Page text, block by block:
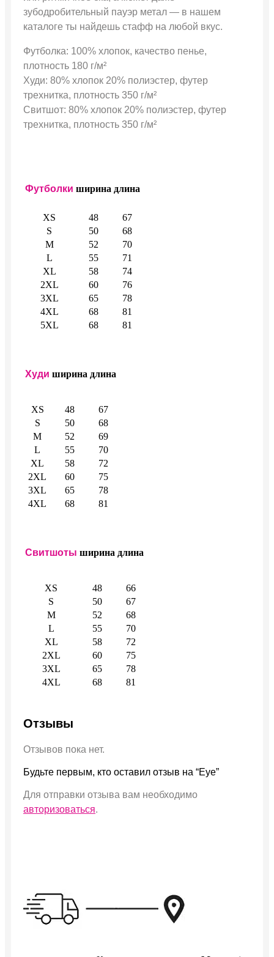
зубодробительный пауэр метал — в нашем
каталоге ты найдешь стафф на любой вкус.
Футболка: 100% хлопок, качество пенье,
плотность 180 г/м²
Худи: 80% хлопок 20% полиэстер, футер
трехнитка, плотность 350 г/м²
Свитшот: 80% хлопок 20% полиэстер, футер
трехнитка, плотность 350 г/м²
Футболки ширина длина
XS 48
67
S
50
68
M
52
70
L
55
71
XL
58
74
2XL
60
76
3XL
65
78
4XL
68
81
5XL
68 81
Худи ширина длина
XS 48
67
S
50
68
M
52
69
L
55
70
XL
58
72
2XL
60
75
3XL
65
78
4XL
68 81
Свитшоты ширина длина
XS 48
66
S
50
67
M
52
68
L
55
70
XL
58
72
2XL
60
75
3XL
65
78
4XL
68 81
Отзывы
Отзывов пока нет.
Будьте первым, кто оставил отзыв на “Eye”
Для отправки отзыва вам необходимо
авторизоваться.